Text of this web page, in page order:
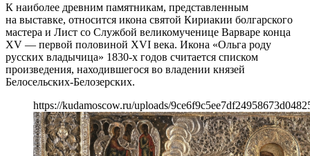
К наиболее древним памятникам, представленным
на выставке, относится икона святой Кириакии болгарского
мастера и Лист со Службой великомученице Варваре конца
XV — первой половиной XVI века. Икона «Ольга роду
русских владычица» 1830-х годов считается списком
произведения, находившегося во владении князей
Белосельских-Белозерских.
https://kudamoscow.ru/uploads/